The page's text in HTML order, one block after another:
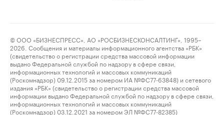
© ООО «БИЗНЕСПРЕСС», АО «РОСБИЗНЕСКОНСАЛТИНГ», 1995–
2026. Сообщения и материалы информационного агентства «РБК»
(свидетельство о регистрации средства массовой информации
выдано Федеральной службой по надзору в сфере связи,
информационных технологий и массовых коммуникаций
(Роскомнадзор) 09.12.2015 за номером ИА №ФС77-63848) и сетевого
издания «РБК» (свидетельство о регистрации средства массовой
информации выдано Федеральной службой по надзору в сфере связи,
информационных технологий и массовых коммуникаций
(Роскомнадзор) 03.12.2021 за номером ЭЛ №ФС77-82385)